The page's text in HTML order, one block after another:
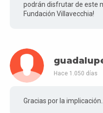
podrán disfrutar de este
Fundación Villavecchia!
Hace 1.050 días
Gracias por la